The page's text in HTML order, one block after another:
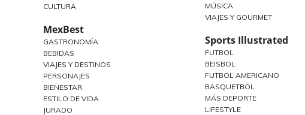
CULTURA
MexBest
GASTRONOMÍA
BEBIDAS
VIAJES Y DESTINOS
PERSONAJES
BIENESTAR
ESTILO DE VIDA
JURADO
MÚSICA
VIAJES Y GOURMET
Sports Illustrated
FUTBOL
BEISBOL
FUTBOL AMERICANO
BASQUETBOL
MÁS DEPORTE
LIFESTYLE